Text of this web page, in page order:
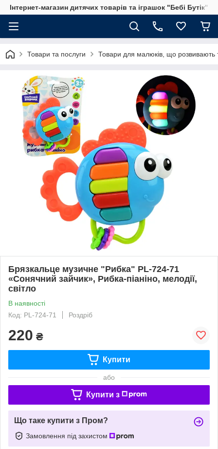
Інтернет-магазин дитячих товарів та іграшок "Бебі Бутік"
Товари та послуги Товари для малюків, що розвивають
Брязкальце музичне "Рибка" PL-724-71
«Сонячний зайчик», Рибка-піаніно, мелодії,
світло
В наявності
Код: PL-724-71
Роздріб
220 ₴
Купити
або
Купити з
Що таке купити з Пром?
Замовлення під захистом